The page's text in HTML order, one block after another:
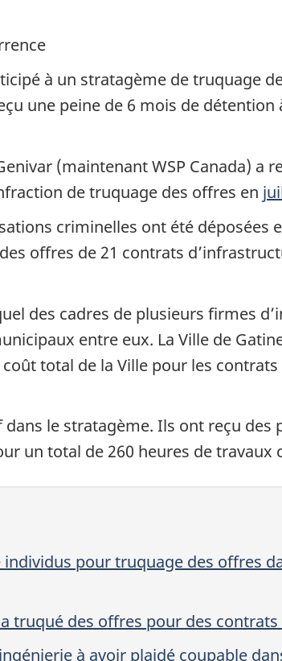
à un stratagème de truquage
une peine de 6 mois de détention
(maintenant WSP Canada) a
de truquage des offres en
criminelles ont été déposées
offres de 21 contrats
des cadres de plusieurs firmes
entre eux. La Ville de
total de la Ville pour les contrats
le stratagème. Ils ont reçu des
un total de 260 heures de travaux
pour truquage des offres
truqué des offres pour des
à avoir plaidé coupable